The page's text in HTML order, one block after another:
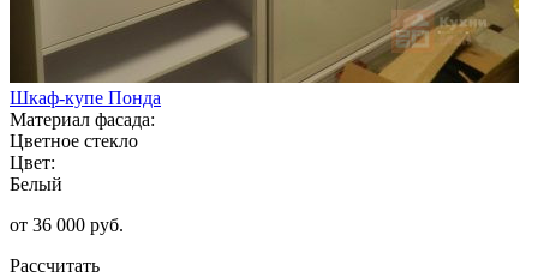
Шкаф-купе Понда
Материал фасада:
Цветное стекло
Цвет:
Белый
от 36 000 руб.
Рассчитать